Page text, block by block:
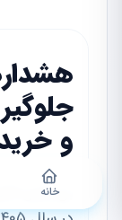
و
بن شدن
خانه